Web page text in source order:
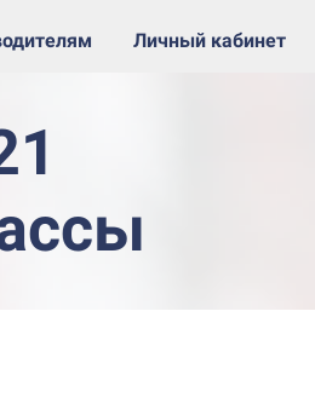
Личный кабинет